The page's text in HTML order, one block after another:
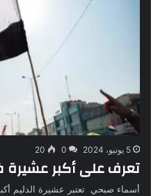
5 يونيو، 2024 0
20
تعرف على أكبر عشيرة
أسماء صبحي تعتبر عشيرة الدليم